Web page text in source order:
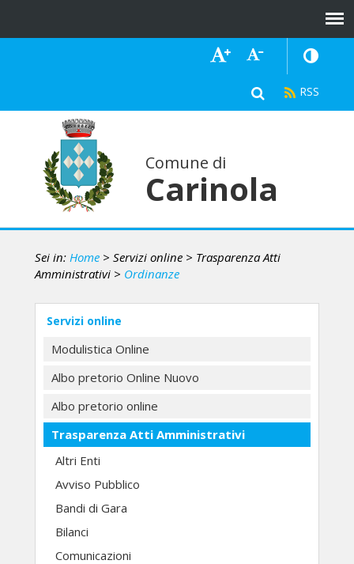
Comune di
Carinola
Sei in: Home > Servizi online > Trasparenza Atti
Amministrativi > Ordinanze
Servizi online
Modulistica Online
Albo pretorio Online Nuovo
Albo pretorio online
Trasparenza Atti Amministrativi
Altri Enti
Avviso Pubblico
Bandi di Gara
Bilanci
Comunicazioni